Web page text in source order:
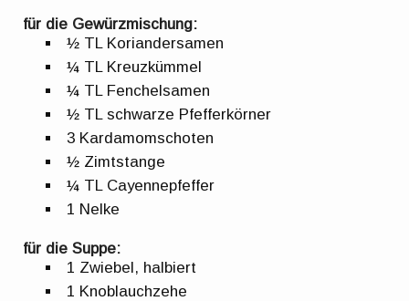
für die Gewürzmischung:
½ TL Koriandersamen
¼ TL Kreuzkümmel
¼ TL Fenchelsamen
½ TL schwarze Pfefferkörner
3 Kardamomschoten
½ Zimtstange
¼ TL Cayennepfeffer
1 Nelke
für die Suppe:
1 Zwiebel, halbiert
1 Knoblauchzehe